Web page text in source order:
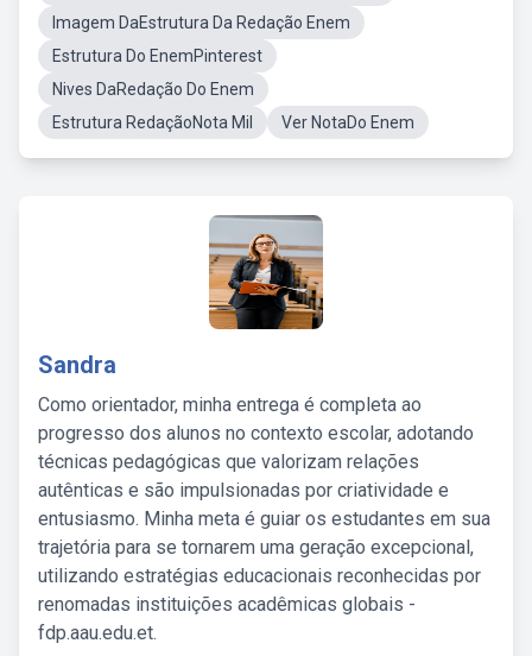
Imagem DaEstrutura Da Redação Enem
Estrutura Do EnemPinterest
Nives DaRedação Do Enem
Estrutura RedaçãoNota Mil
Ver NotaDo Enem
Sandra
Como orientador, minha entrega é completa ao
progresso dos alunos no contexto escolar, adotando
técnicas pedagógicas que valorizam relações
autênticas e são impulsionadas por criatividade e
entusiasmo. Minha meta é guiar os estudantes em sua
trajetória para se tornarem uma geração excepcional,
utilizando estratégias educacionais reconhecidas por
renomadas instituições acadêmicas globais -
fdp.aau.edu.et.